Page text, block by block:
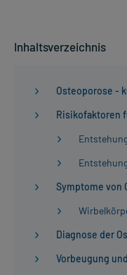
Inhaltsverzeichnis
Osteoporose -
Risikofaktoren
Symptome von
Diagnose der
Vorbeugung